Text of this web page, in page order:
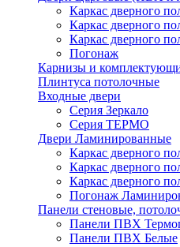
Каркас дверного
Каркас дверного
Каркас дверного
Погонаж
Карнизы и
Плинтуса потолочные
Входные двери
Серия Зеркало
Серия ТЕРМО
Двери Ламинированные
Каркас дверного
Каркас дверного
Каркас дверного
Погонаж
Панели стеновые,
Панели ПВХ
Панели ПВХ Белые